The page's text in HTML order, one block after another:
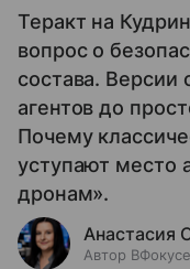
Теракт на
вопрос о
состава. Версии
агентов до
Почему
уступают
дронам».
Анастасия
Автор